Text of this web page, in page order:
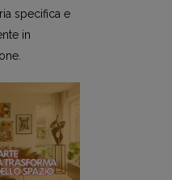
specifica e
in